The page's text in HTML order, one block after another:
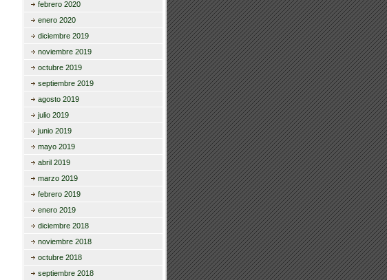
febrero 2020
enero 2020
diciembre 2019
noviembre 2019
octubre 2019
septiembre 2019
agosto 2019
julio 2019
junio 2019
mayo 2019
abril 2019
marzo 2019
febrero 2019
enero 2019
diciembre 2018
noviembre 2018
octubre 2018
septiembre 2018